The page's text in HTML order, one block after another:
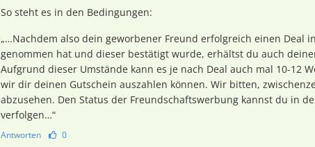
So steht es in den Bedingungen:
„…Nachdem also dein geworbener Freund erfolgreich einen Deal
genommen hat und dieser bestätigt wurde, erhältst du auch
Aufgrund dieser Umstände kann es je nach Deal auch mal 10-12
wir dir deinen Gutschein auszahlen können. Wir bitten,
abzusehen. Den Status der Freundschaftswerbung kannst du in
verfolgen…“
Antworten 0